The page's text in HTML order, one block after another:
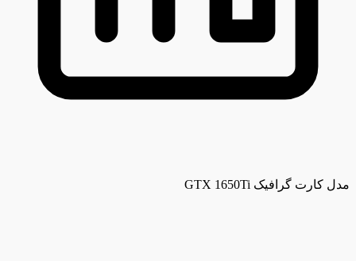
مدل کارت گرافیک GTX 1650Ti